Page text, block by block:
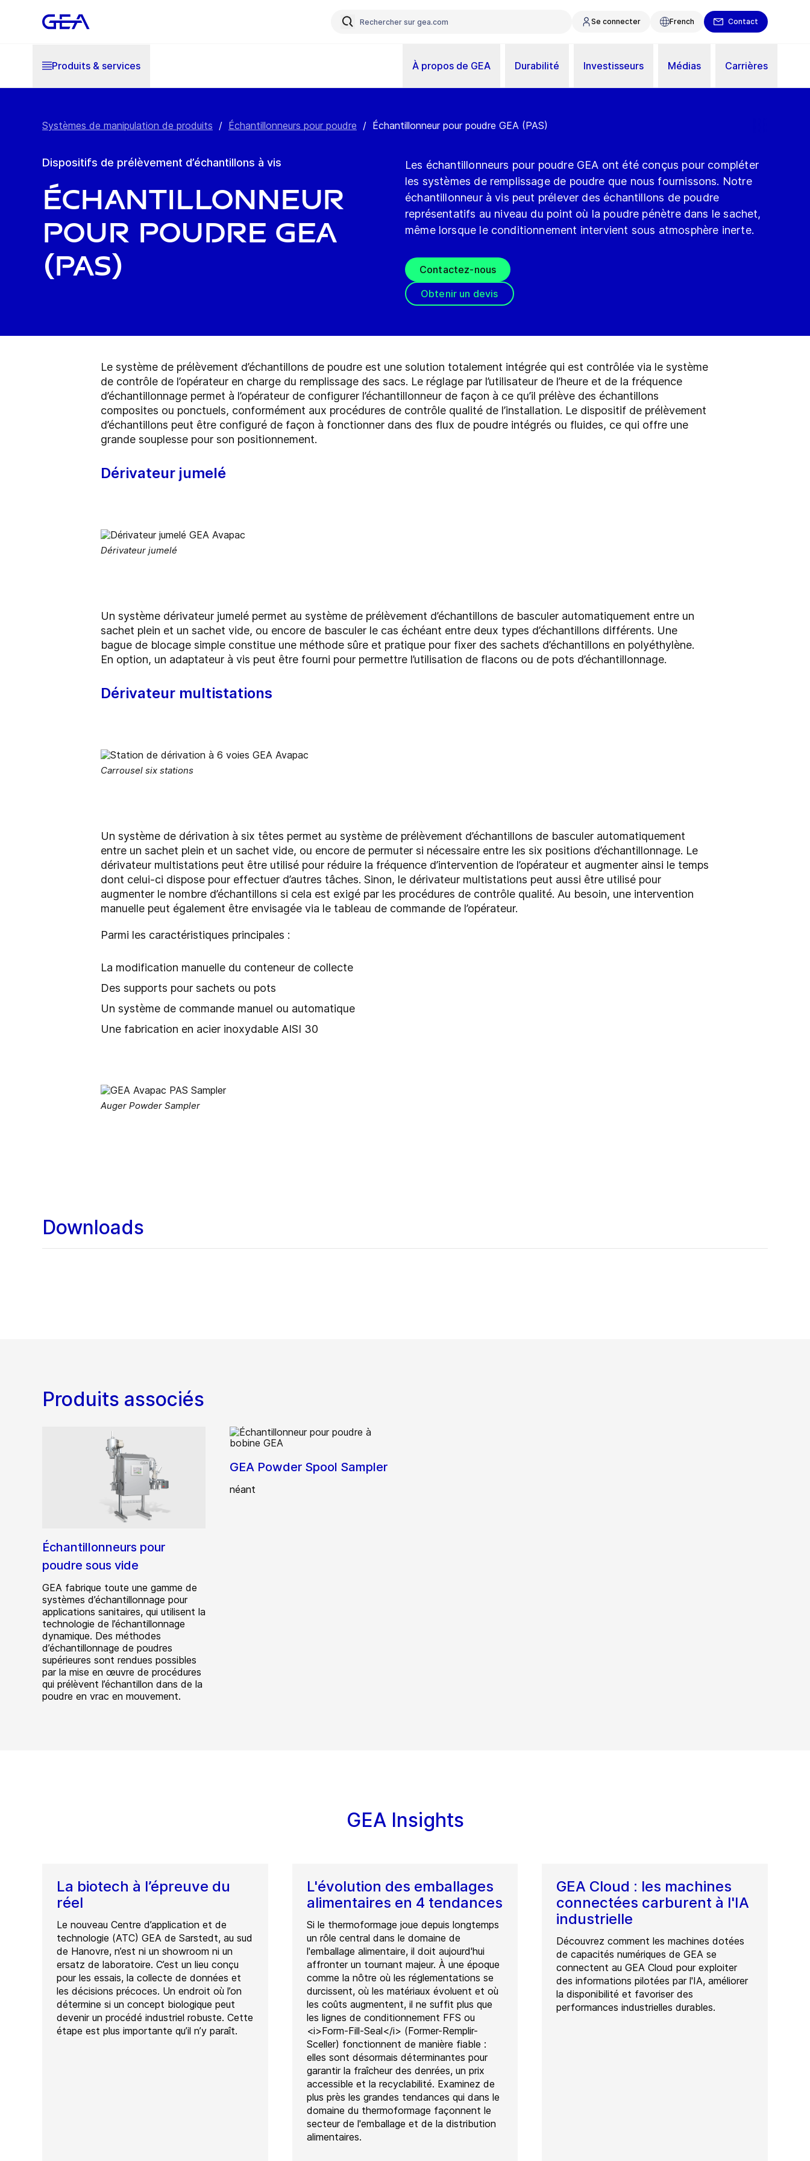
Se connecter French Contact
Produits & services À propos de GEA Durabilité Investisseurs Médias Carrières
Systèmes de manipulation de produits / Échantillonneurs pour poudre / Échantillonneur pour poudre GEA (PAS)
Dispositifs de prélèvement d’échantillons à vis
Échantillonneur
pour poudre GEA
(PAS)
Les échantillonneurs pour poudre GEA ont été conçus pour compléter
les systèmes de remplissage de poudre que nous fournissons. Notre
échantillonneur à vis peut prélever des échantillons de poudre
représentatifs au niveau du point où la poudre pénètre dans le sachet,
même lorsque le conditionnement intervient sous atmosphère inerte.
Contactez-nous
Obtenir un devis
Le système de prélèvement d’échantillons de poudre est une solution totalement intégrée qui est contrôlée via le système
de contrôle de l’opérateur en charge du remplissage des sacs. Le réglage par l’utilisateur de l’heure et de la fréquence
d’échantillonnage permet à l’opérateur de configurer l’échantillonneur de façon à ce qu’il prélève des échantillons
composites ou ponctuels, conformément aux procédures de contrôle qualité de l’installation. Le dispositif de prélèvement
d’échantillons peut être configuré de façon à fonctionner dans des flux de poudre intégrés ou fluides, ce qui offre une
grande souplesse pour son positionnement.
Dérivateur jumelé
Dérivateur jumelé
Un système dérivateur jumelé permet au système de prélèvement d’échantillons de basculer automatiquement entre un
sachet plein et un sachet vide, ou encore de basculer le cas échéant entre deux types d’échantillons différents. Une
bague de blocage simple constitue une méthode sûre et pratique pour fixer des sachets d’échantillons en polyéthylène.
En option, un adaptateur à vis peut être fourni pour permettre l’utilisation de flacons ou de pots d’échantillonnage.
Dérivateur multistations
Carrousel six stations
Un système de dérivation à six têtes permet au système de prélèvement d’échantillons de basculer automatiquement
entre un sachet plein et un sachet vide, ou encore de permuter si nécessaire entre les six positions d’échantillonnage. Le
dérivateur multistations peut être utilisé pour réduire la fréquence d’intervention de l’opérateur et augmenter ainsi le temps
dont celui-ci dispose pour effectuer d’autres tâches. Sinon, le dérivateur multistations peut aussi être utilisé pour
augmenter le nombre d’échantillons si cela est exigé par les procédures de contrôle qualité. Au besoin, une intervention
manuelle peut également être envisagée via le tableau de commande de l’opérateur.
Parmi les caractéristiques principales :
La modification manuelle du conteneur de collecte
Des supports pour sachets ou pots
Un système de commande manuel ou automatique
Une fabrication en acier inoxydable AISI 30
Auger Powder Sampler
Downloads
Produits associés
Échantillonneurs pour
poudre sous vide
GEA fabrique toute une gamme de
systèmes d’échantillonnage pour
applications sanitaires, qui utilisent la
technologie de l’échantillonnage
dynamique. Des méthodes
d’échantillonnage de poudres
supérieures sont rendues possibles
par la mise en œuvre de procédures
qui prélèvent l’échantillon dans de la
poudre en vrac en mouvement.
GEA Powder Spool Sampler
néant
GEA Insights
La biotech à l’épreuve du
réel
Le nouveau Centre d’application et de
technologie (ATC) GEA de Sarstedt, au sud
de Hanovre, n’est ni un showroom ni un
ersatz de laboratoire. C’est un lieu conçu
pour les essais, la collecte de données et
les décisions précoces. Un endroit où l’on
détermine si un concept biologique peut
devenir un procédé industriel robuste. Cette
étape est plus importante qu’il n’y paraît.
L'évolution des emballages
alimentaires en 4 tendances
Si le thermoformage joue depuis longtemps
un rôle central dans le domaine de
l'emballage alimentaire, il doit aujourd'hui
affronter un tournant majeur. À une époque
comme la nôtre où les réglementations se
durcissent, où les matériaux évoluent et où
les coûts augmentent, il ne suffit plus que
les lignes de conditionnement FFS ou
<i>Form-Fill-Seal</i> (Former-Remplir-
Sceller) fonctionnent de manière fiable :
elles sont désormais déterminantes pour
garantir la fraîcheur des denrées, un prix
accessible et la recyclabilité. Examinez de
plus près les grandes tendances qui dans le
domaine du thermoformage façonnent le
secteur de l'emballage et de la distribution
alimentaires.
GEA Cloud : les machines
connectées carburent à l'IA
industrielle
Découvrez comment les machines dotées
de capacités numériques de GEA se
connectent au GEA Cloud pour exploiter
des informations pilotées par l'IA, améliorer
la disponibilité et favoriser des
performances industrielles durables.